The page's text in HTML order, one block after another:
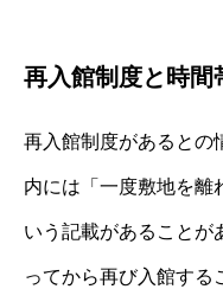
再入館制度と時間
再入館制度があるとの
内には「一度敷地を離
いう記載があることが
ってから再び入館する